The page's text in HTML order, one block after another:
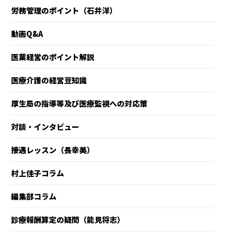
労務管理のポイント（石井洋）
動画Q&A
医業経営のポイント解説
医療介護の経営豆知識
厚生局の指導等及び医療監視への対応策
対談・インタビュー
接遇レッスン（長幸美）
村上佳子コラム
編集部コラム
診療報酬算定の疑問（能見将志）